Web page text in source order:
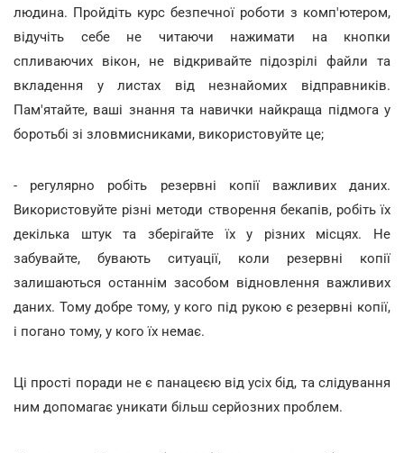
людина. Пройдіть курс безпечної роботи з комп'ютером,
відучіть себе не читаючи нажимати на кнопки
спливаючих вікон, не відкривайте підозрілі файли та
вкладення у листах від незнайомих відправників.
Пам'ятайте, ваші знання та навички найкраща підмога у
боротьбі зі зловмисниками, використовуйте це;
- регулярно робіть резервні копії важливих даних.
Використовуйте різні методи створення бекапів, робіть їх
декілька штук та зберігайте їх у різних місцях. Не
забувайте, бувають ситуації, коли резервні копії
залишаються останнім засобом відновлення важливих
даних. Тому добре тому, у кого під рукою є резервні копії,
і погано тому, у кого їх немає.
Ці прості поради не є панацеєю від усіх бід, та слідування
ним допомагає уникати більш серйозних проблем.